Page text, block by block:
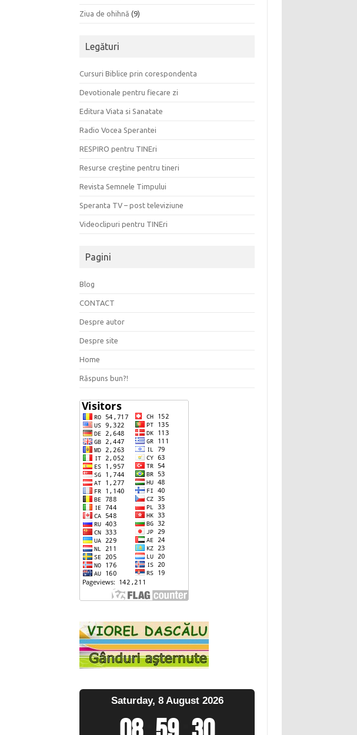
Ziua de ohihnă (9)
Legături
Cursuri Biblice prin corespondenta
Devotionale pentru fiecare zi
Editura Viata si Sanatate
Radio Vocea Sperantei
RESPIRO pentru TINEri
Resurse creştine pentru tineri
Revista Semnele Timpului
Speranta TV – post televiziune
Videoclipuri pentru TINEri
Pagini
Blog
CONTACT
Despre autor
Despre site
Home
Răspuns bun?!
Saturday, 8 August 2026